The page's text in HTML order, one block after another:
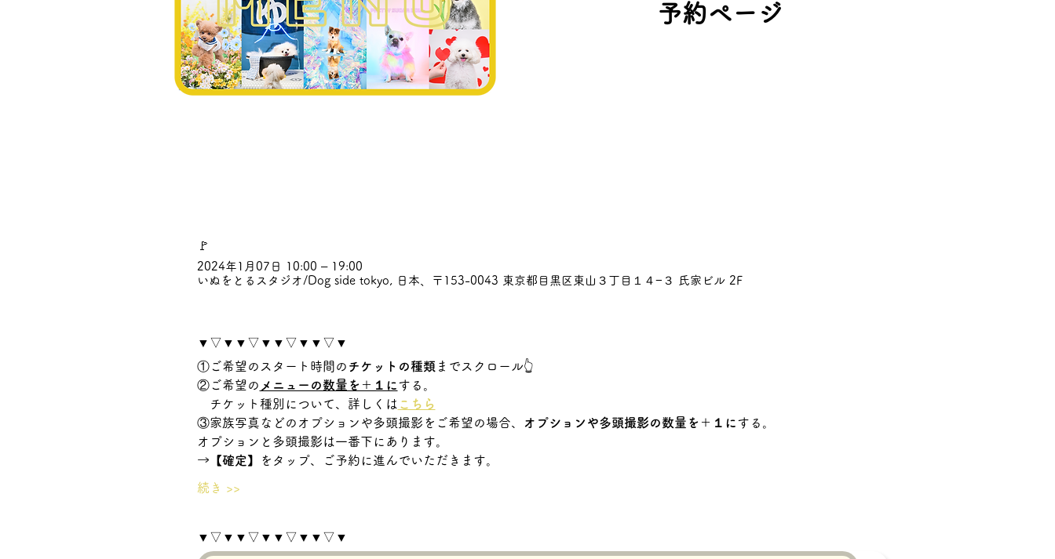
予約ページ
🚩
2024年1月07日 10:00 – 19:00
いぬをとるスタジオ/Dog side tokyo, 日本、〒153-0043 東京都目黒区東山３丁目１４−３ 氏家ビル 2F
▼▽▼▼▽▼▼▽▼▼▽▼
①ご希望のスタート時間の チケットの種類 までスクロール👆
②ご希望の メニューの数量を＋１にする。
チケット種別について、詳しくは こちら
③家族写真などのオプションや多頭撮影をご希望の場合、
オプションや多頭撮影の数量を＋１にする。
オプションと多頭撮影は一番下にあります。
→【確定】
をタップ、ご予約に進んでいただきます。
続き >>
▼▽▼▼▽▼▼▽▼▼▽▼